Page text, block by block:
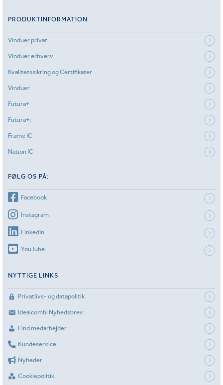
PRODUKTINFORMATION
Vinduer privat
Vinduer erhverv
Kvalitetssikring og Certifikater
Vinduer
Futura+
Futura+i
Frame IC
Nation IC
FØLG OS PÅ:
Facebook
Instagram
LinkedIn
YouTube
NYTTIGE LINKS
Privatlivs- og datapolitik
Idealcombi Nyhedsbrev
Find medarbejder
Kundeservice
Nyheder
Cookiepolitik